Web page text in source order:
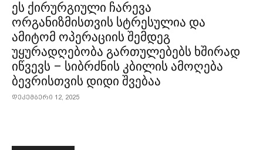
ეს ქირურგიული ჩარევა
ორგანიზმისთვის სტრესულია და
ამიტომ ოპერაციის შემდეგ
უყურადღებობა გართულებებს ხშირად
იწვევს – სიბრძნის კბილის ამოღება
ბევრისთვის დიდი შვებაა
დეკემბერი 12, 2025